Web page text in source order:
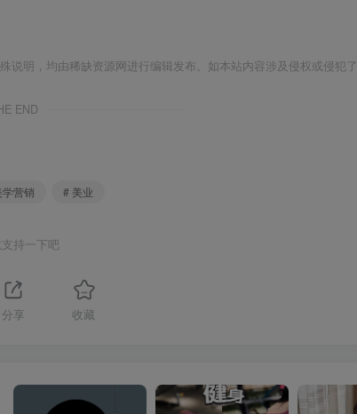
说明，均由稀缺资源网进行编辑发布。如本站内容涉及侵权或侵犯了
END
营销 # 美业
支持一下吧
分享 收藏